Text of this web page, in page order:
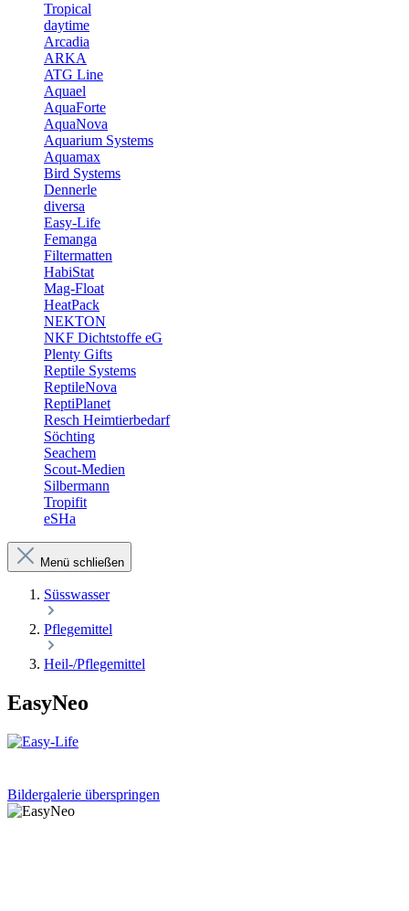
Tropical
daytime
Arcadia
ARKA
ATG Line
Aquael
AquaForte
AquaNova
Aquarium Systems
Aquamax
Bird Systems
Dennerle
diversa
Easy-Life
Femanga
Filtermatten
HabiStat
Mag-Float
HeatPack
NEKTON
NKF Dichtstoffe eG
Plenty Gifts
Reptile Systems
ReptileNova
ReptiPlanet
Resch Heimtierbedarf
Söchting
Seachem
Scout-Medien
Silbermann
Tropifit
eSHa
Menü schließen
Süsswasser
Pflegemittel
Heil-/Pflegemittel
EasyNeo
Bildergalerie überspringen